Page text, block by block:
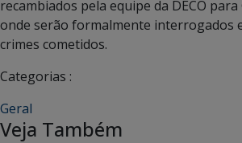
recambiados pela equipe da DECO
onde serão formalmente interrogados
crimes cometidos.
Categorias :
Geral
Veja Também